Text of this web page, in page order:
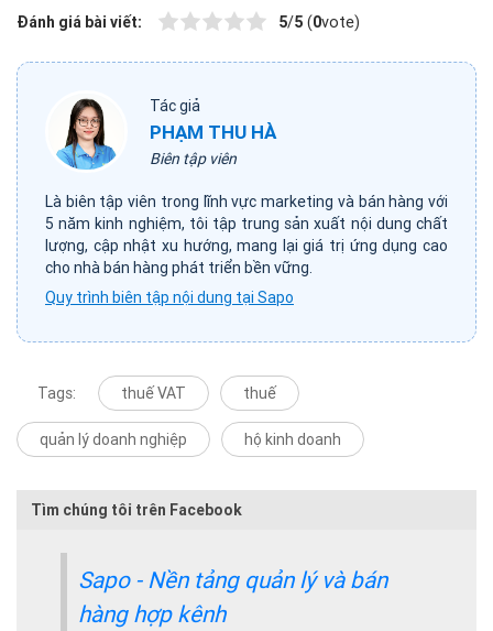
Đánh giá bài viết: 5/5 (0vote)
Tác giả
PHẠM THU HÀ
Biên tập viên
Là biên tập viên trong lĩnh vực marketing và bán hàng với
5 năm kinh nghiệm, tôi tập trung sản xuất nội dung chất
lượng, cập nhật xu hướng, mang lại giá trị ứng dụng cao
cho nhà bán hàng phát triển bền vững.
Quy trình biên tập nội dung tại Sapo
Tags: thuế VAT thuế
quản lý doanh nghiệp hộ kinh doanh
Tìm chúng tôi trên Facebook
Sapo - Nền tảng quản lý và bán
hàng hợp kênh